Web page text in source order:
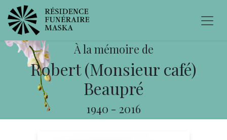
À la mémoire de
Robert (Monsieur café)
Beaupré
1940 - 2016